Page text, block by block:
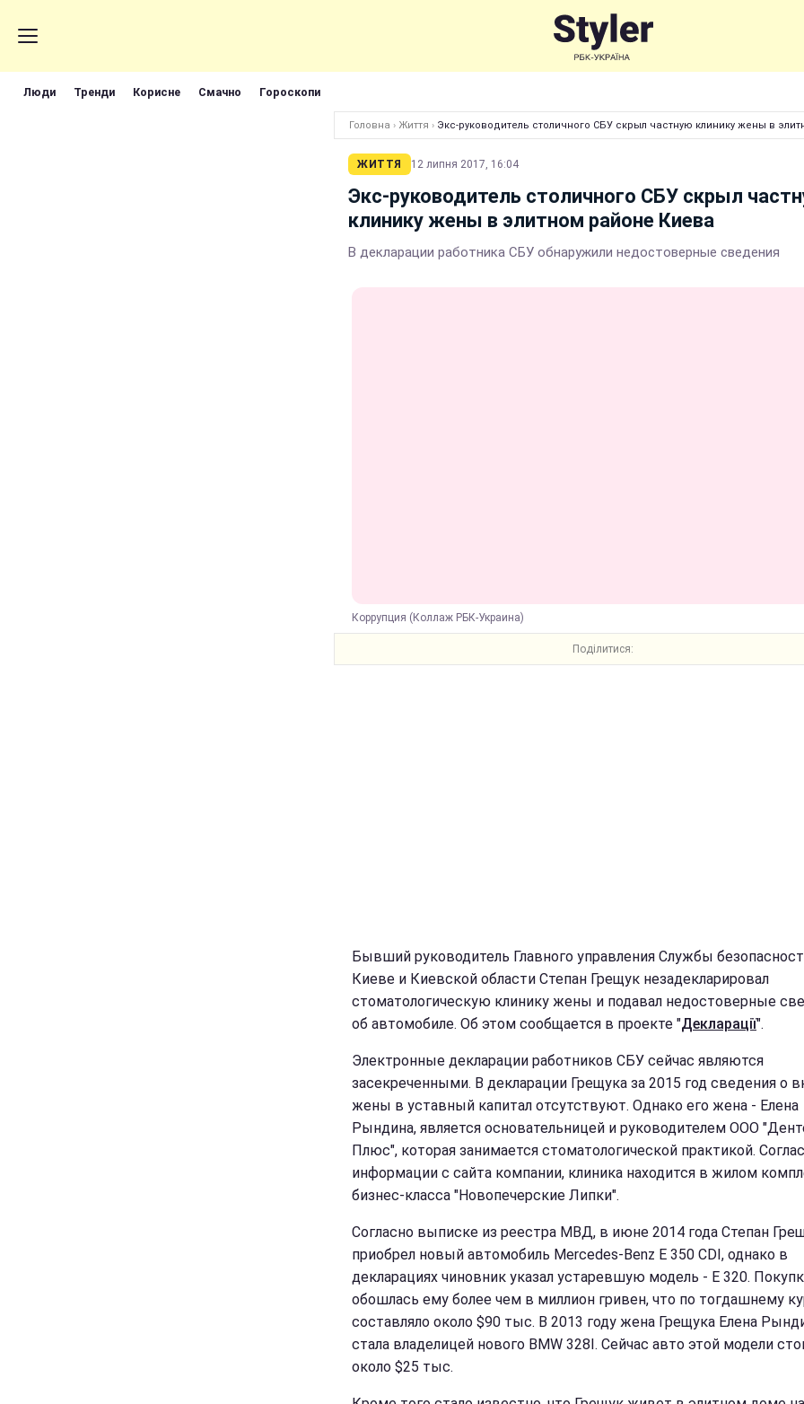
Люди Тренди Корисне Смачно Гороскопи
Головна › Життя › Экс-руководитель столичного СБУ скрыл частную клинику жены в
ЖИТТЯ 12 липня 2017, 16:04
Экс-руководитель столичного СБУ скрыл
клинику жены в элитном районе Киева
В декларации работника СБУ обнаружили недостоверные сведения
Коррупция (Коллаж РБК-Украина)
Поділитися:
Бывший руководитель Главного управления Службы
Киеве и Киевской области Степан Грещук незадекларировал
стоматологическую клинику жены и подавал недостоверные
об автомобиле. Об этом сообщается в проекте "Декларації".
Электронные декларации работников СБУ сейчас являются
засекреченными. В декларации Грещука за 2015 год сведения о
жены в уставный капитал отсутствуют. Однако его жена - Елена
Рындина, является основательницей и руководителем ООО
Плюс", которая занимается стоматологической практикой.
информации с сайта компании, клиника находится в жилом
бизнес-класса "Новопечерские Липки".
Согласно выписке из реестра МВД, в июне 2014 года Степан
приобрел новый автомобиль Mercedes-Benz E 350 CDI, однако в
декларациях чиновник указал устаревшую модель - Е 320.
обошлась ему более чем в миллион гривен, что по тогдашнему
составляло около $90 тыс. В 2013 году жена Грещука Елена
стала владелицей нового BMW 328I. Сейчас авто этой модели
около $25 тыс.